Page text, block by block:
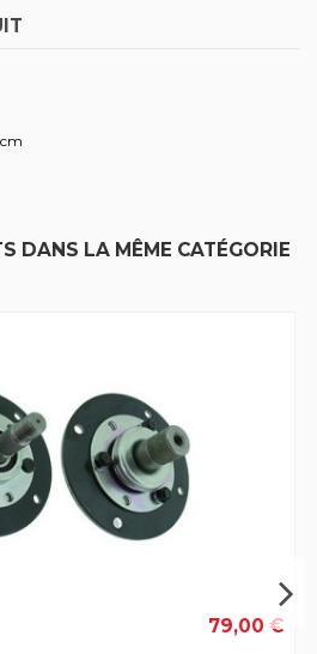
DANS LA MÊME CATÉGORIE
79,00 €